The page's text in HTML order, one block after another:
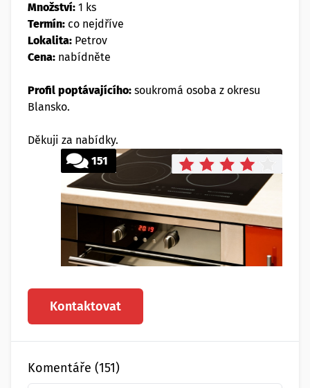
Množství: 1 ks
Termín: co nejdříve
Lokalita: Petrov
Cena: nabídněte
Profil poptávajícího: soukromá osoba z okresu
Blansko.
Děkuji za nabídky.
151
Kontaktovat
Komentáře (151)